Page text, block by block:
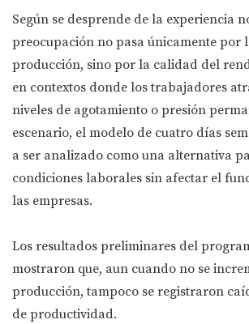
Según se desprende de la experiencia
preocupación no pasa únicamente por
producción, sino por la calidad del
en contextos donde los trabajadores
niveles de agotamiento o presión
escenario, el modelo de cuatro días
a ser analizado como una alternativa
condiciones laborales sin afectar el
las empresas.
Los resultados preliminares del
mostraron que, aun cuando no se
producción, tampoco se registraron
de productividad.